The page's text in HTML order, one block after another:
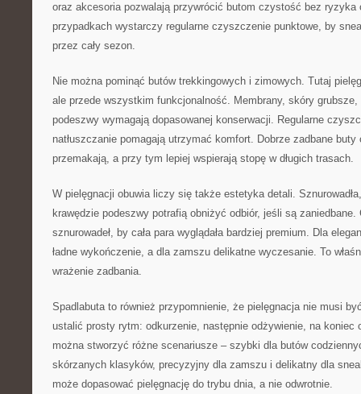
oraz akcesoria pozwalają przywrócić butom czystość bez ryzyka
przypadkach wystarczy regularne czyszczenie punktowe, by
przez cały sezon.
Nie można pominąć butów trekkingowych i zimowych. Tutaj
ale przede wszystkim funkcjonalność. Membrany, skóry
podeszwy wymagają dopasowanej konserwacji. Regularne
natłuszczanie pomagają utrzymać komfort. Dobrze zadbane buty
przemakają, a przy tym lepiej wspierają stopę w długich trasach.
W pielęgnacji obuwia liczy się także estetyka detali.
krawędzie podeszwy potrafią obniżyć odbiór, jeśli są
sznurowadeł, by cała para wyglądała bardziej premium. Dla
ładne wykończenie, a dla zamszu delikatne wyczesanie. To
wrażenie zadbania.
Spadlabuta to również przypomnienie, że pielęgnacja nie musi
ustalić prosty rytm: odkurzenie, następnie odżywienie, na koniec
można stworzyć różne scenariusze – szybki dla butów
skórzanych klasyków, precyzyjny dla zamszu i delikatny dla
może dopasować pielęgnację do trybu dnia, a nie odwrotnie.